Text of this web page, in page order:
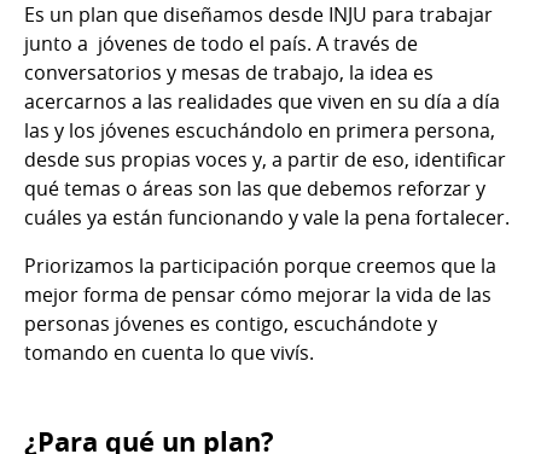
Es un plan que diseñamos desde INJU para trabajar
junto a jóvenes de todo el país. A través de
conversatorios y mesas de trabajo, la idea es
acercarnos a las realidades que viven en su día a día
las y los jóvenes escuchándolo en primera persona,
desde sus propias voces y, a partir de eso, identificar
qué temas o áreas son las que debemos reforzar y
cuáles ya están funcionando y vale la pena fortalecer.
Priorizamos la participación porque creemos que la
mejor forma de pensar cómo mejorar la vida de las
personas jóvenes es contigo, escuchándote y
tomando en cuenta lo que vivís.
¿Para qué un plan?